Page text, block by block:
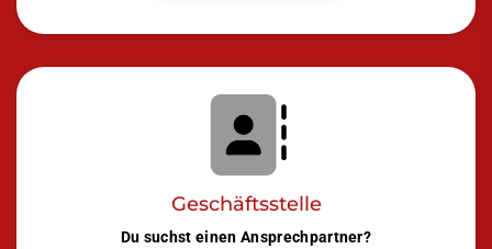
Geschäftsstelle
Du suchst einen Ansprechpartner?